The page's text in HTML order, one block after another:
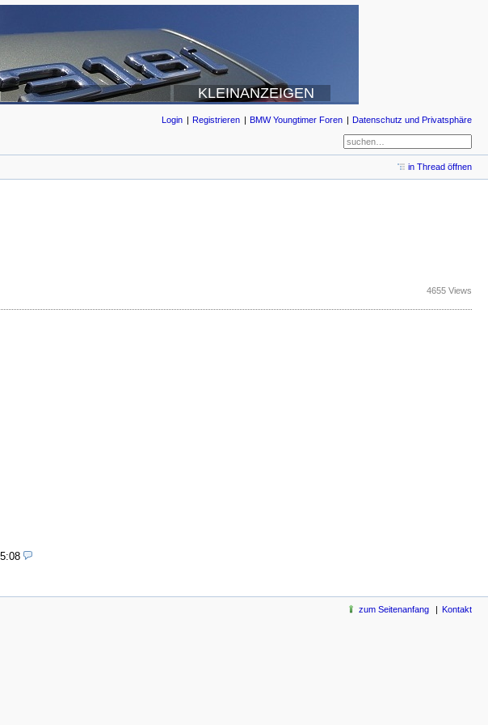
KLEINANZEIGEN
Login Registrieren BMW Youngtimer Foren Datenschutz und Privatsphäre
in Thread öffnen
4655 Views
zum Seitenanfang Kontakt